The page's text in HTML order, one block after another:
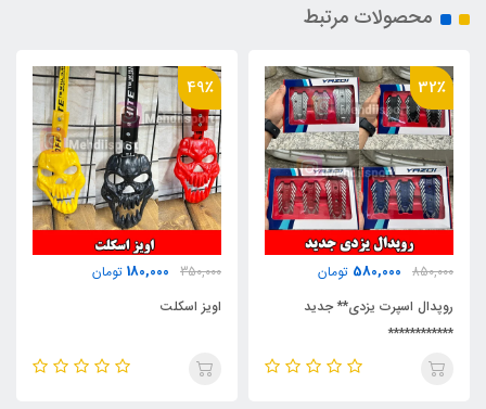
محصولات مرتبط
32٪
850,000
580,000 تومان
روپدال اسپرت یزدی** جدید
************
49٪
350,000
180,000 تومان
اویز اسکلت